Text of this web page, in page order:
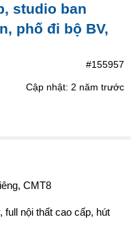
studio ban
phố đi bộ BV,
#155957
Cập nhật: 2 năm trước
CMT8
full nội thất cao cấp, hút